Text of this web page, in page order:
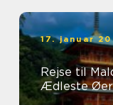
17. januar
Rejse til
Ædleste Øer